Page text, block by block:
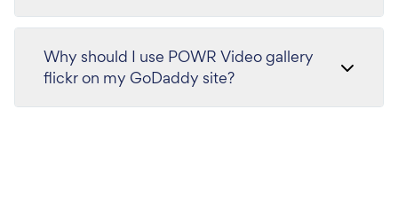
Why should I use POWR Video gallery
flickr on my GoDaddy site?